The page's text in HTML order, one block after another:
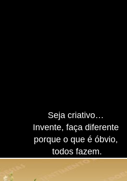
Seja criativo…
Invente, faça diferente
porque o que é óbvio,
todos fazem.